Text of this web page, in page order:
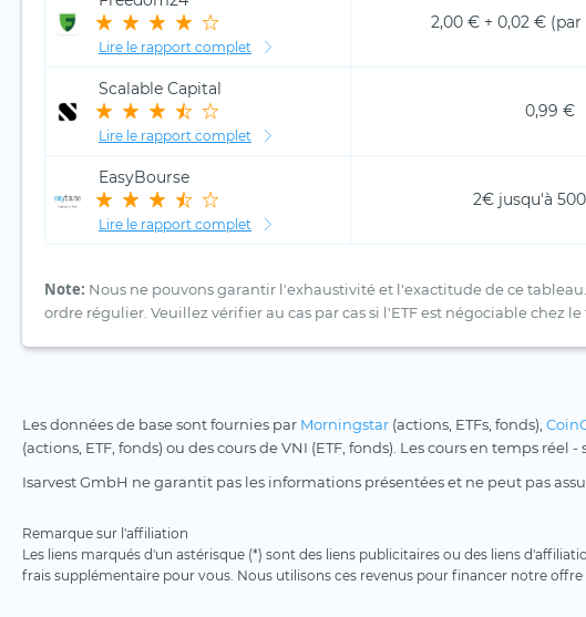
Lire le rapport complet
2,00 € + 0,02 €
Scalable Capital
Lire le rapport complet
0,99 €
EasyBourse
Lire le rapport complet
2€ jusqu'à
Note: Nous ne pouvons garantir l'exhaustivité et l'exactitude de ce
ordre régulier. Veuillez vérifier au cas par cas si l'ETF est négociable chez
Les données de base sont fournies par Morningstar (actions, ETFs, fonds),
(actions, ETF, fonds) ou des cours de VNI (ETF, fonds). Les cours en temps
Isarvest GmbH ne garantit pas les informations présentées et ne peut pas
Remarque sur l'affiliation
Les liens marqués d'un astérisque (*) sont des liens publicitaires ou des liens
frais supplémentaire pour vous. Nous utilisons ces revenus pour financer notre